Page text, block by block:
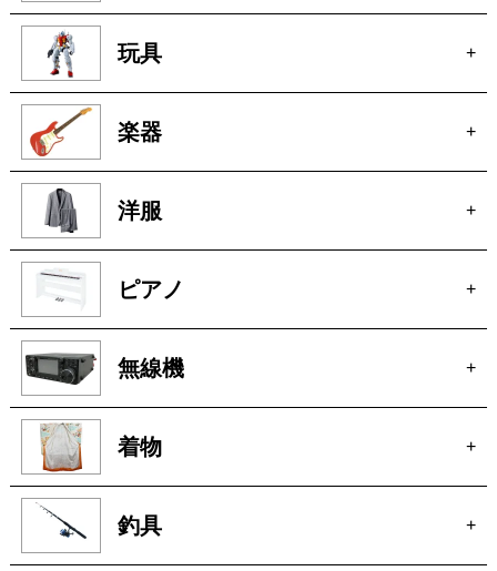
ブランド家具 +
車 +
玩具 +
楽器 +
洋服 +
ピアノ +
無線機 +